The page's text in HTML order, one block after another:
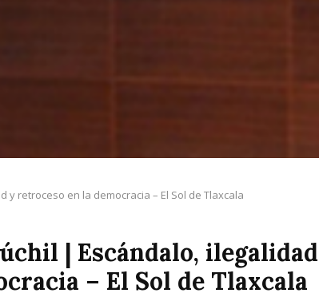
retroceso en la democracia – El Sol de Tlaxcala
| Escándalo, ilegalidad
– El Sol de Tlaxcala